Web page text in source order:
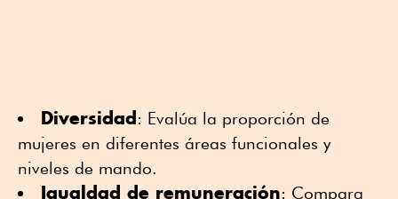
Diversidad : Evalúa la proporción de
mujeres en diferentes áreas funcionales y
niveles de mando.
Igualdad de remuneración: Compara